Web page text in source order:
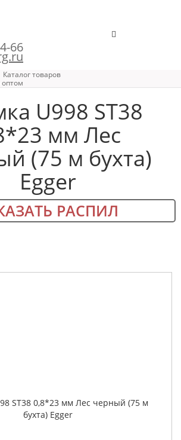
66
Каталог товаров
U998 ST38
мм Лес
(75 м бухта)
Egger
РАСПИЛ